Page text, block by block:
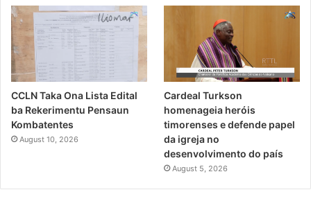
CCLN Taka Ona Lista Edital
ba Rekerimentu Pensaun
Kombatentes
August 10, 2026
Cardeal Turkson
homenageia heróis
timorenses e defende papel
da igreja no
desenvolvimento do país
August 5, 2026